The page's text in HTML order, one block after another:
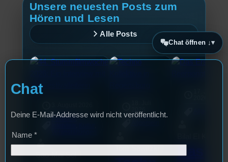
Unsere neuesten Posts zum
Hören und Lesen
Alle Posts
Festivals ,
Sao-Mai Sol
Das
Chat öffnen ↓
Chat
Deine E-Mail-Addresse wird nicht veröffentlicht.
Name *